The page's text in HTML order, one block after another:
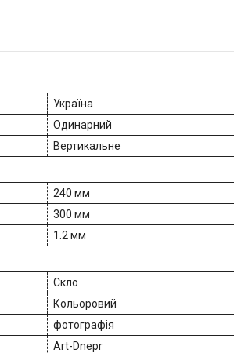
Україна
Одинарний
Вертикальне
240 мм
300 мм
1.2 мм
Скло
Кольоровий
фотографія
Art-Dnepr